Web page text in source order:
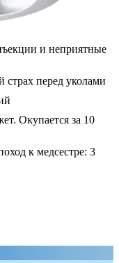
и неприятные
страх перед уколами
Окупается за 10
к медсестре: 3